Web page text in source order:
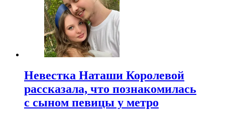
Невестка Наташи Королевой
рассказала, что познакомилась
с сыном певицы у метро